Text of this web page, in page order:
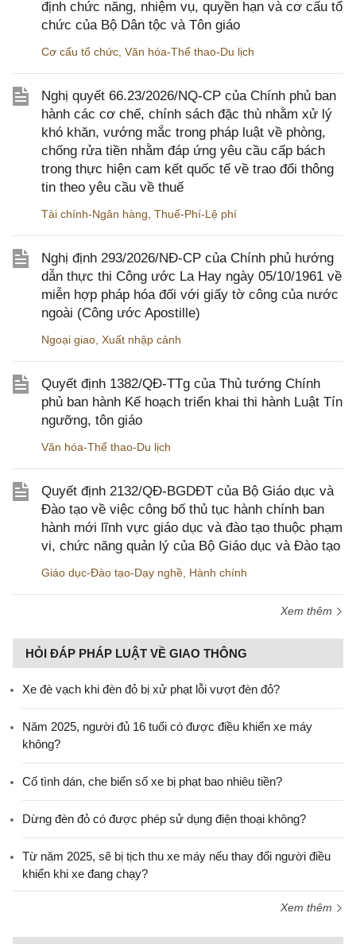
định chức năng, nhiệm vụ, quyền hạn và cơ cấu tổ
chức của Bộ Dân tộc và Tôn giáo
Cơ cấu tổ chức Văn hóa-Thể thao-Du lịch
Nghị quyết 66.23/2026/NQ-CP của Chính phủ ban
hành các cơ chế, chính sách đặc thù nhằm xử lý
khó khăn, vướng mắc trong pháp luật về phòng,
chống rửa tiền nhằm đáp ứng yêu cầu cấp bách
trong thực hiện cam kết quốc tế về trao đổi thông
tin theo yêu cầu về thuế
Tài chính-Ngân hàng Thuế-Phí-Lệ phí
Nghị định 293/2026/NĐ-CP của Chính phủ hướng
dẫn thực thi Công ước La Hay ngày 05/10/1961 về
miễn hợp pháp hóa đối với giấy tờ công của nước
ngoài (Công ước Apostille)
Ngoại giao Xuất nhập cảnh
Quyết định 1382/QĐ-TTg của Thủ tướng Chính
phủ ban hành Kế hoạch triển khai thi hành Luật Tín
ngưỡng, tôn giáo
Văn hóa-Thể thao-Du lịch
Quyết định 2132/QĐ-BGDĐT của Bộ Giáo dục và
Đào tạo về việc công bố thủ tục hành chính ban
hành mới lĩnh vực giáo dục và đào tạo thuộc phạm
vi, chức năng quản lý của Bộ Giáo dục và Đào tạo
Giáo dục-Đào tạo-Dạy nghề Hành chính
Xem thêm
HỎI ĐÁP PHÁP LUẬT VỀ GIAO THÔNG
Xe đè vạch khi đèn đỏ bị xử phạt lỗi vượt đèn đỏ?
Năm 2025, người đủ 16 tuổi có được điều khiển xe máy
không?
Cố tình dán, che biển số xe bị phạt bao nhiêu tiền?
Dừng đèn đỏ có được phép sử dụng điện thoại không?
Từ năm 2025, sẽ bị tịch thu xe máy nếu thay đổi người điều
khiển khi xe đang chạy?
Xem thêm